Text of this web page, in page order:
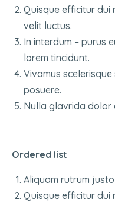
Quisque efficitur dui
velit luctus.
In interdum – purus
lorem tincidunt.
Vivamus
posuere.
Nulla glavrida dolor
Ordered list
Aliquam rutrum
Quisque efficitur dui